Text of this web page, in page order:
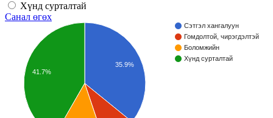
Хүнд сурталтай
Санал өгөх
Сэтгэл хангалуун
Гомдолтой, чирэгдэлтэй
Боломжийн
Хүнд сурталтай
35.9%
41.7%